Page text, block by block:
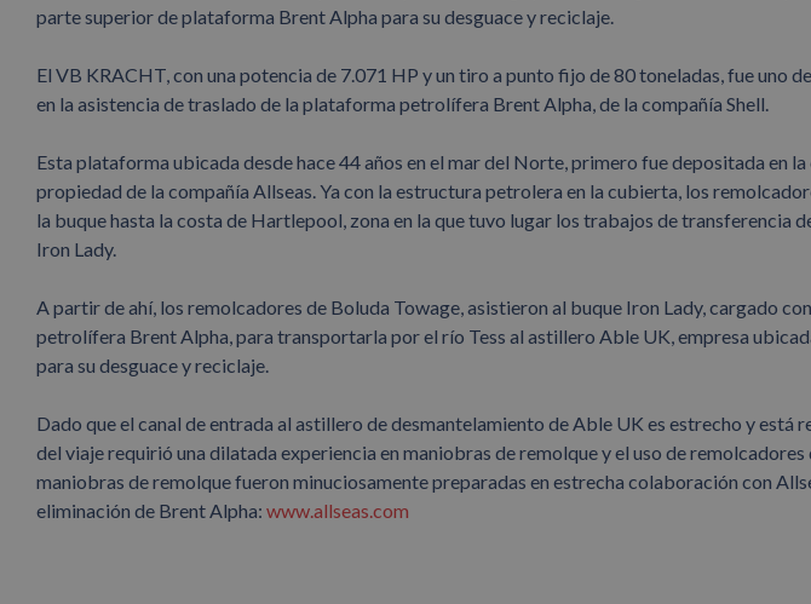
parte superior de plataforma Brent Alpha para su desguace y reciclaje.
El VB KRACHT, con una potencia de 7.071 HP y un tiro a punto fijo de 80 toneladas, fue uno
en la asistencia de traslado de la plataforma petrolífera Brent Alpha, de la compañía Shell.
Esta plataforma ubicada desde hace 44 años en el mar del Norte, primero fue depositada en
propiedad de la compañía Allseas. Ya con la estructura petrolera en la cubierta, los
la buque hasta la costa de Hartlepool, zona en la que tuvo lugar los trabajos de transferencia
Iron Lady.
A partir de ahí, los remolcadores de Boluda Towage, asistieron al buque Iron Lady, cargado
petrolífera Brent Alpha, para transportarla por el río Tess al astillero Able UK, empresa
para su desguace y reciclaje.
Dado que el canal de entrada al astillero de desmantelamiento de Able UK es estrecho y está
del viaje requirió una dilatada experiencia en maniobras de remolque y el uso de
maniobras de remolque fueron minuciosamente preparadas en estrecha colaboración con
eliminación de Brent Alpha: www.allseas.com